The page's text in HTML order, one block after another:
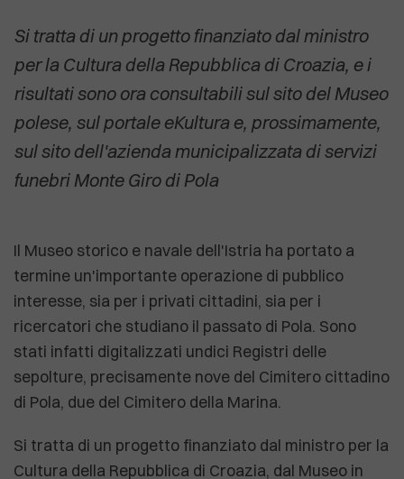
Si tratta di un progetto finanziato dal ministro
per la Cultura della Repubblica di Croazia, e i
risultati sono ora consultabili sul sito del Museo
polese, sul portale eKultura e, prossimamente,
sul sito dell'azienda municipalizzata di servizi
funebri Monte Giro di Pola
Il Museo storico e navale dell'Istria ha portato a
termine un'importante operazione di pubblico
interesse, sia per i privati cittadini, sia per i
ricercatori che studiano il passato di Pola. Sono
stati infatti digitalizzati undici Registri delle
sepolture, precisamente nove del Cimitero cittadino
di Pola, due del Cimitero della Marina.
Si tratta di un progetto finanziato dal ministro per la
Cultura della Repubblica di Croazia, dal Museo in